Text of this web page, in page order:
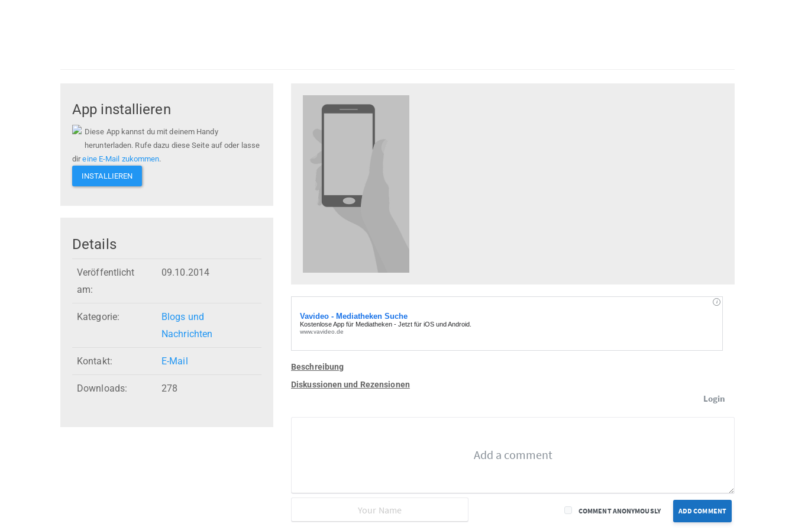
App installieren
Diese App kannst du mit deinem Handy
herunterladen. Rufe dazu diese Seite auf oder lasse
direine E-Mail zukommen.
INSTALLIEREN
Details
Veröffentlicht
am:
09.10.2014
Kategorie:
Blogs und
Nachrichten
Kontakt: E-Mail
Downloads: 278
Beschreibung
Diskussionen und Rezensionen
Login
ADD COMMENT
COMMENT ANONYMOUSLY